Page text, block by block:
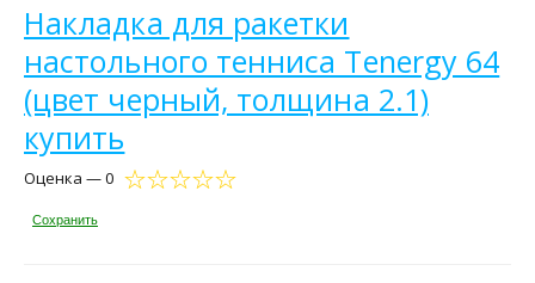
Накладка для ракетки
настольного тенниса Tenergy 64
(цвет черный, толщина 2.1)
купить
Оценка — 0
Сохранить